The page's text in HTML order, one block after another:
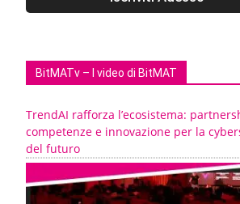
BitMATv – I video di BitMAT
TrendAI rafforza l’ecosistema:
competenze e innovazione per la
del futuro